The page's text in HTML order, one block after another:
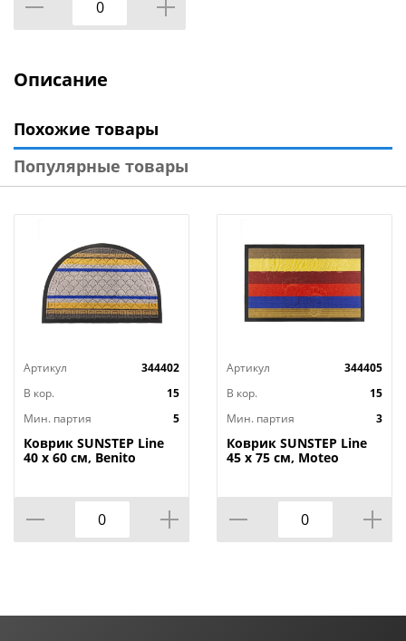
Описание
Похожие товары
Популярные товары
Артикул
344402
В кор.
15
Мин. партия
5
Коврик SUNSTEP Line
40 х 60 см, Benito
Артикул
344405
В кор.
15
Мин. партия
3
Коврик SUNSTEP Line
45 х 75 см, Moteo